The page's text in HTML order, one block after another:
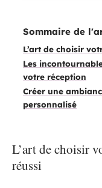
Sommaire de
L’art de choisir
Les
votre réception
Créer une
personnalisé
L’art de choisir
réussi